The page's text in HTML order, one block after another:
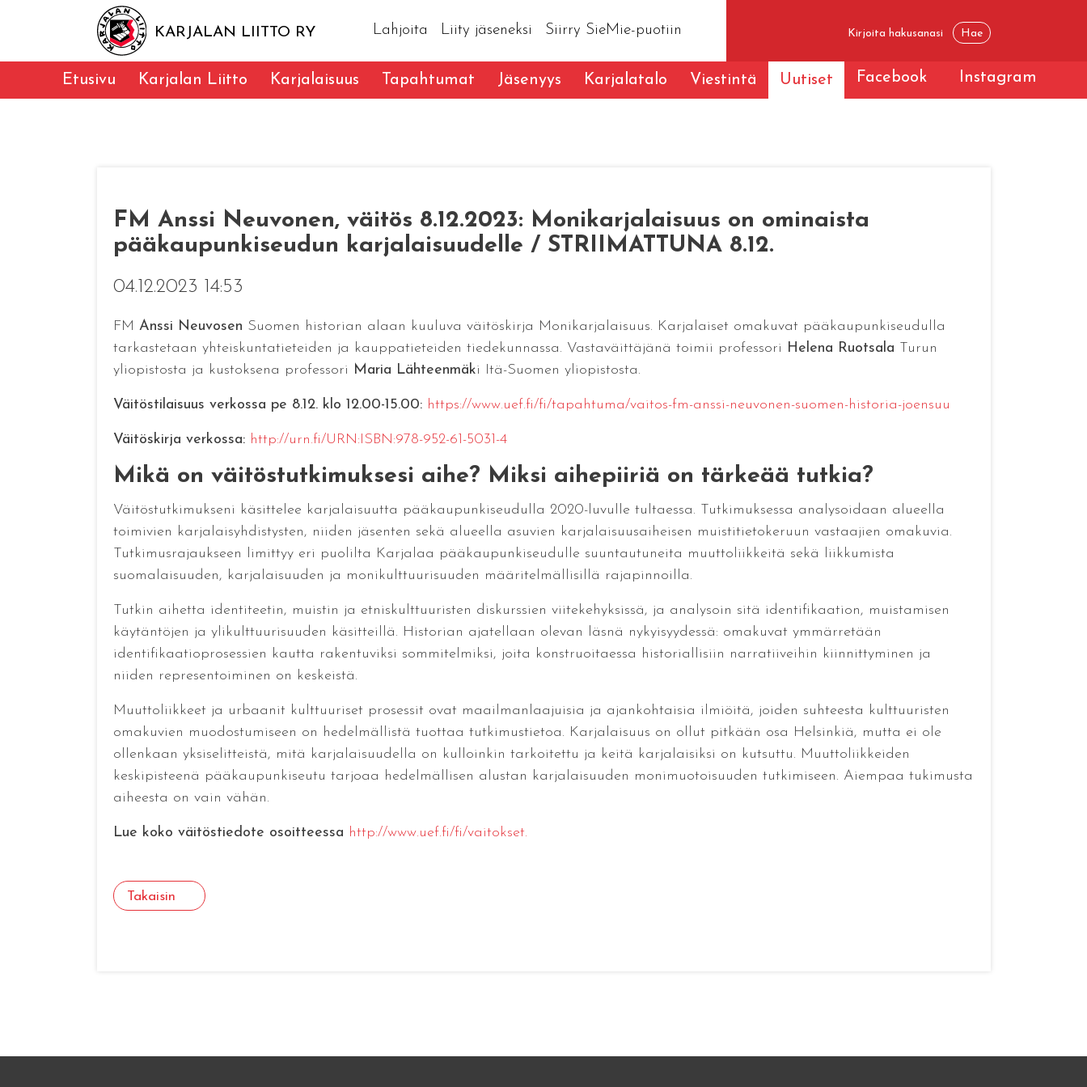
KARJALAN LIITTO RY Lahjoita Liity jäseneksi Siirry SieMie-puotiin
Etusivu Karjalan Liitto Karjalaisuus Tapahtumat Jäsenyys Karjalatalo Viestintä Uutiset Facebook Instagram
FM Anssi Neuvonen, väitös 8.12.2023: Monikarjalaisuus on ominaista
pääkaupunkiseudun karjalaisuudelle / STRIIMATTUNA 8.12.
04.12.2023 14:53
FM Anssi Neuvosen Suomen historian alaan kuuluva väitöskirja Monikarjalaisuus. Karjalaiset omakuvat pääkaupunkiseudulla
tarkastetaan yhteiskuntatieteiden ja kauppatieteiden tiedekunnassa. Vastaväittäjänä toimii professori Helena Ruotsala Turun
yliopistosta ja kustoksena professori Maria Lähteenmäki Itä-Suomen yliopistosta.
Väitöstilaisuus verkossa pe 8.12. klo 12.00-15.00: https://www.uef.fi/fi/tapahtuma/vaitos-fm-anssi-neuvonen-suomen-historia-joensuu
Väitöskirja verkossa: http://urn.fi/URN:ISBN:978-952-61-5031-4
Mikä on väitöstutkimuksesi aihe? Miksi aihepiiriä on tärkeää tutkia?
Väitöstutkimukseni käsittelee karjalaisuutta pääkaupunkiseudulla 2020-luvulle tultaessa. Tutkimuksessa analysoidaan alueella
toimivien karjalaisyhdistysten, niiden jäsenten sekä alueella asuvien karjalaisuusaiheisen muistitietokeruun vastaajien omakuvia.
Tutkimusrajaukseen limittyy eri puolilta Karjalaa pääkaupunkiseudulle suuntautuneita muuttoliikkeitä sekä liikkumista
suomalaisuuden, karjalaisuuden ja monikulttuurisuuden määritelmällisillä rajapinnoilla.
Tutkin aihetta identiteetin, muistin ja etniskulttuuristen diskurssien viitekehyksissä, ja analysoin sitä identifikaation, muistamisen
käytäntöjen ja ylikulttuurisuuden käsitteillä. Historian ajatellaan olevan läsnä nykyisyydessä: omakuvat ymmärretään
identifikaatioprosessien kautta rakentuviksi sommitelmiksi, joita konstruoitaessa historiallisiin narratiiveihin kiinnittyminen ja
niiden representoiminen on keskeistä.
Muuttoliikkeet ja urbaanit kulttuuriset prosessit ovat maailmanlaajuisia ja ajankohtaisia ilmiöitä, joiden suhteesta kulttuuristen
omakuvien muodostumiseen on hedelmällistä tuottaa tutkimustietoa. Karjalaisuus on ollut pitkään osa Helsinkiä, mutta ei ole
ollenkaan yksiselitteistä, mitä karjalaisuudella on kulloinkin tarkoitettu ja keitä karjalaisiksi on kutsuttu. Muuttoliikkeiden
keskipisteenä pääkaupunkiseutu tarjoaa hedelmällisen alustan karjalaisuuden monimuotoisuuden tutkimiseen. Aiempaa tukimusta
aiheesta on vain vähän.
Lue koko väitöstiedote osoitteessa http://www.uef.fi/fi/vaitokset.
Takaisin